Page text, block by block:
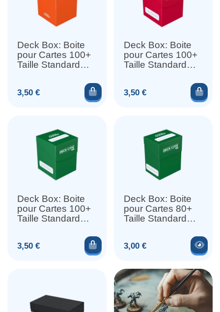
Deck Box: Boite
pour Cartes 100+
Taille Standard
Prix
3,50 € Ajouter au panier
Deck Box: Boite
pour Cartes 100+
Taille Standard
Prix
3,50 €
Deck Box: Boite
pour Cartes 100+
Taille Standard
Prix
3,50 € Ajouter au panier
Deck Box: Boite
pour Cartes 80+
Taille Standard
Prix
3,00 €